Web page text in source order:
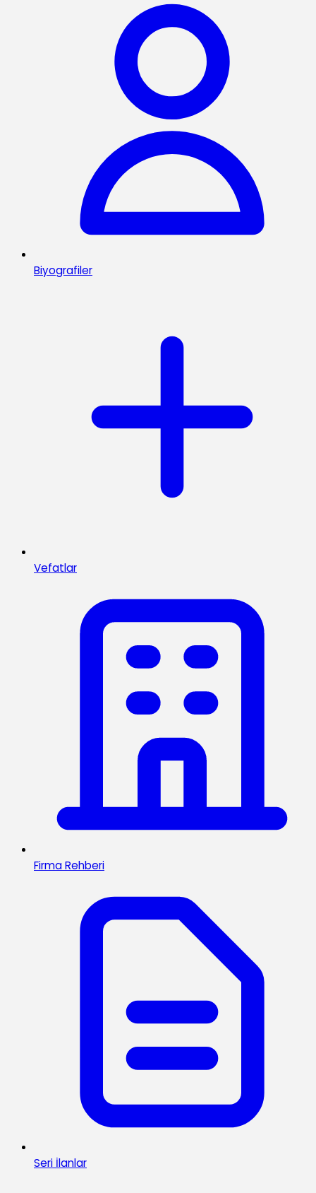
Biyografiler
Vefatlar
Firma Rehberi
Seri İlanlar